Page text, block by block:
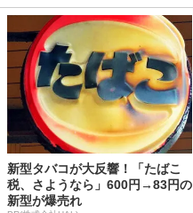
新型タバコが大反響！「たばこ
税、さようなら」600円→83円の
新型が爆売れ